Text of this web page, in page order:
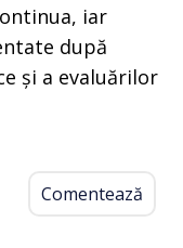
iar
după
și a evaluărilor
Comentează